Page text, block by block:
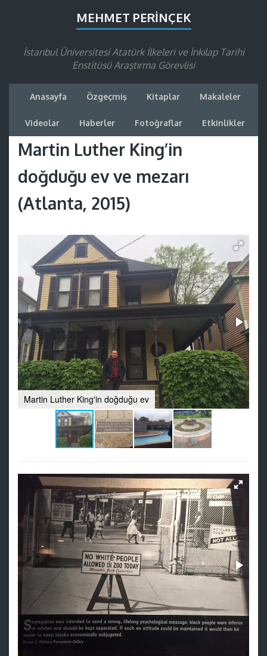
MEHMET PERINÇEK
İstanbul Üniversitesi Atatürk İlkeleri ve İnkılap Tarihi
Enstitüsü Araştırma Görevlisi
Anasayfa Özgeçmiş Kitaplar Makaleler
Videolar Haberler Fotoğraflar Etkinlikler
Martin Luther King’in
doğduğu ev ve mezarı
(Atlanta, 2015)
Martin Luther King'in doğduğu ev